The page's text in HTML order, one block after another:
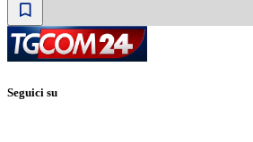
Seguici su